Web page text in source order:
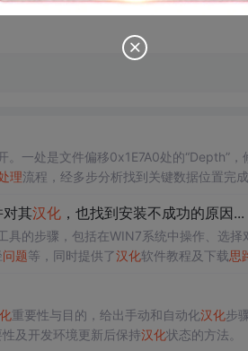
。一处是文件偏移0x1E7A0处的“Depth”，
理流程，经多步分析找到关键数据位置完成
其汉化，也找到安装不成功的原因...
的步骤，包括在WIN7系统中操作、选择
问题等，同时提供了汉化软件教程及下载思
重要性与目的，给出手动和自动化汉化步
及开发环境更新后保持汉化状态的方法。